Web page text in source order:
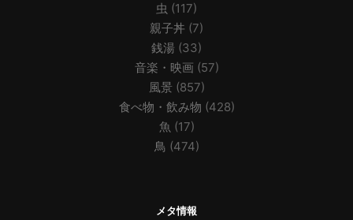
虫 (117)
親子丼 (7)
銭湯 (33)
音楽・映画 (57)
風景(857)
食べ物・飲み物 (428)
魚 (17)
鳥 (474)
メタ情報